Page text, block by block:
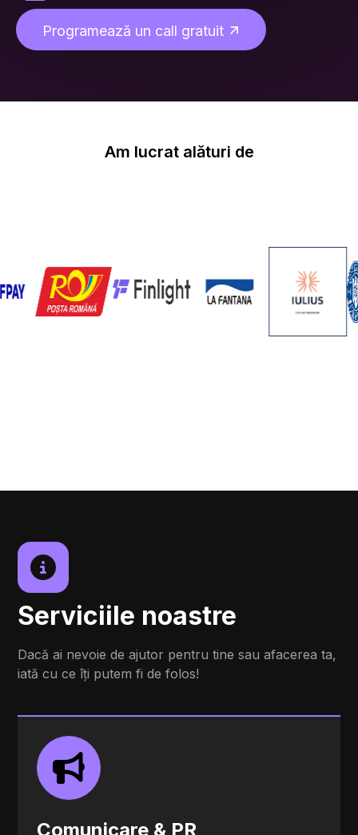
Programează un call gratuit
Vreau o programare gratuită
Am lucrat alături de
Serviciile noastre
Dacă ai nevoie de ajutor pentru tine sau afacerea ta,
iată cu ce îți putem fi de folos!
Comunicare & PR